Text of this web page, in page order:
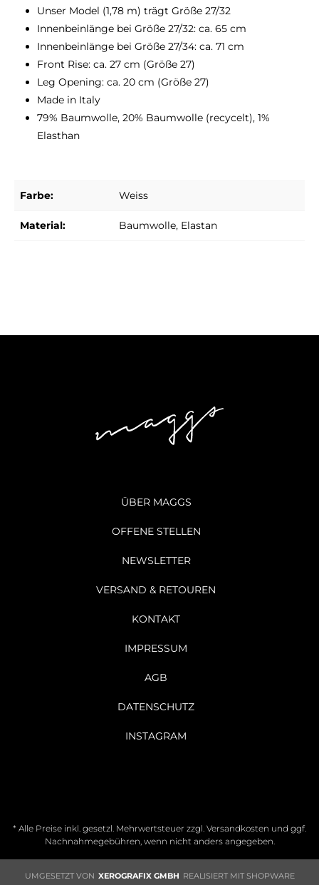
Unser Model (1,78 m) trägt Größe 27/32
Innenbeinlänge bei Größe 27/32: ca. 65 cm
Innenbeinlänge bei Größe 27/34: ca. 71 cm
Front Rise: ca. 27 cm (Größe 27)
Leg Opening: ca. 20 cm (Größe 27)
Made in Italy
79% Baumwolle, 20% Baumwolle (recycelt), 1%
Elasthan
Farbe: Weiss
Material: Baumwolle, Elastan
ÜBER MAGGS
OFFENE STELLEN
NEWSLETTER
VERSAND & RETOUREN
KONTAKT
IMPRESSUM
AGB
DATENSCHUTZ
INSTAGRAM
* Alle Preise inkl. gesetzl. Mehrwertsteuer zzgl. Versandkosten und ggf.
Nachnahmegebühren, wenn nicht anders angegeben.
UMGESETZT VON XEROGRAFIX GMBH REALISIERT MIT SHOPWARE